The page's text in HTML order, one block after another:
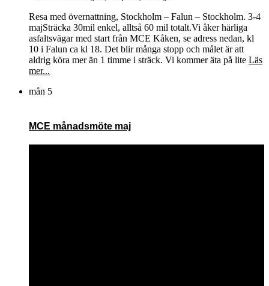
Resa med övernattning, Stockholm – Falun – Stockholm. 3-4
majSträcka 30mil enkel, alltså 60 mil totalt.Vi åker härliga
asfaltsvägar med start från MCE Kåken, se adress nedan, kl
10 i Falun ca kl 18. Det blir många stopp och målet är att
aldrig köra mer än 1 timme i sträck. Vi kommer äta på lite Läs
mer...
mån 5
MCE månadsmöte maj